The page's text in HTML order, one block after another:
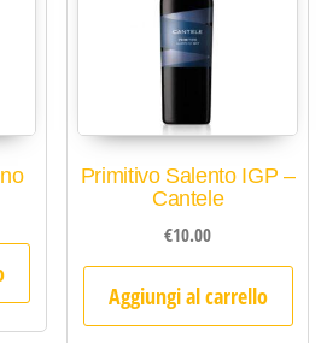
Primitivo Salento IGP –
Cantele
€10.00
Aggiungi al carrello